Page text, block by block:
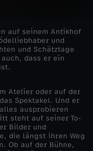
auf seinem Antikhof
und
und Schätztage
dass er ein
Atelier oder auf der
Spektakel. Und er
ausprobieren
steht auf seiner To-
Bilder und
die längst ihren Weg
Ob auf der Bühne,